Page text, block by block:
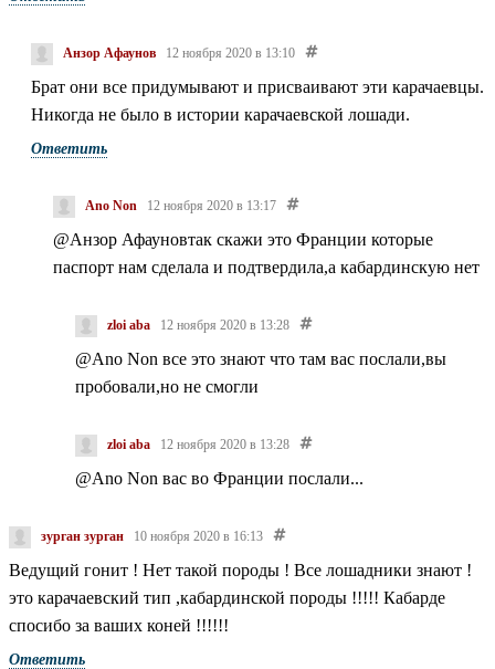
Анзор Афаунов 12 ноября 2020 в 13:10
Брат они все придумывают и присваивают эти карачаевцы.
Никогда не было в истории карачаевской лошади.
Ответить
Ano Non 12 ноября 2020 в 13:17
@Анзор Афауновтак скажи это Франции которые
паспорт нам сделала и подтвердила,а кабардинскую нет
zloi aba 12 ноября 2020 в 13:28
@Ano Non все это знают что там вас послали,вы
пробовали,но не смогли
zloi aba 12 ноября 2020 в 13:28
@Ano Non вас во Франции послали...
зурган зурган 10 ноября 2020 в 16:13
Ведущий гонит ! Нет такой породы ! Все лошадники знают !
это карачаевский тип ,кабардинской породы !!!!! Кабарде
спосибо за ваших коней !!!!!!
Ответить